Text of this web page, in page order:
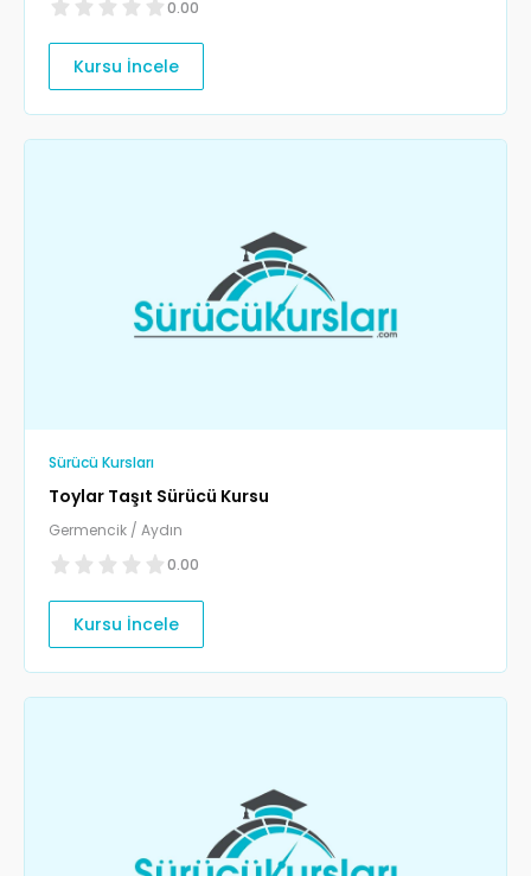
0.00
Kursu İncele
Sürücü Kursları
Toylar Taşıt Sürücü Kursu
Germencik / Aydın
0.00
Kursu İncele